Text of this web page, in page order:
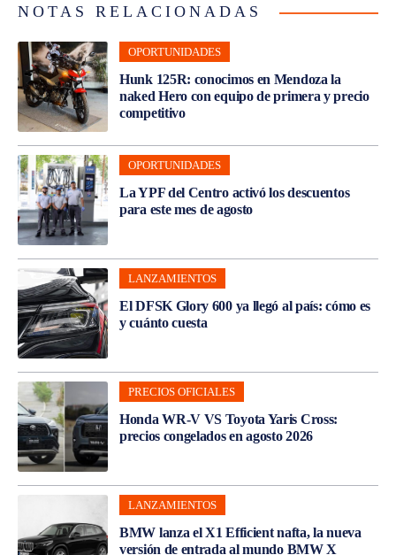
NOTAS RELACIONADAS
OPORTUNIDADES
Hunk 125R: conocimos en Mendoza la
naked Hero con equipo de primera y precio
competitivo
OPORTUNIDADES
La YPF del Centro activó los descuentos
para este mes de agosto
LANZAMIENTOS
El DFSK Glory 600 ya llegó al país: cómo es
y cuánto cuesta
PRECIOS OFICIALES
Honda WR-V VS Toyota Yaris Cross:
precios congelados en agosto 2026
LANZAMIENTOS
BMW lanza el X1 Efficient nafta, la nueva
versión de entrada al mundo BMW X